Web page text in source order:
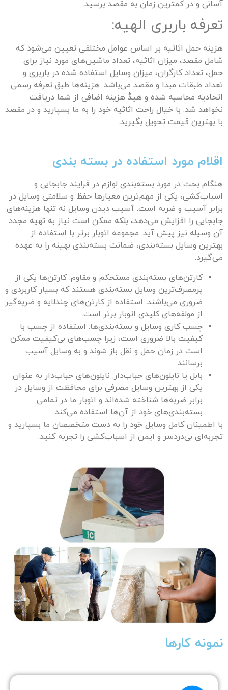
آسانی و در کمترین زمان به مقصد برسید.
تعرفه باربری الهیه:
هزینه حمل اثاثیه بر اساس عوامل مختلفی تعیین می‌شود که
شامل مقصد، میزان اثاثیه، تعداد ماشین‌های مورد نیاز برای
حمل، تعداد کارگران، میزان وسایل استفاده شده در باربری و
تعداد طبقات مبدا و مقصد می‌باشد. هزینه‌ها طبق تعرفه رسمی
اتحادیه محاسبه شده و هیڈ هزینه اضافی از شما دریافت
نخواهد شد. با خیال راحت اثاثیه خود را به ما بسپارید و در مقصد
با بهترین قیمت تحویل بگیرید.
اقلام مورد استفاده در بسته بندی
هنگام بحث در مورد بسته‌بندی لوازم در فرایند جابجایی و
اسباب‌کشی، یکی از مهم‌ترین معیارها حفظ و سلامتی وسایل در
برابر آسیب و ضربه است. آسیب دیدن وسایل نه تنها هزینه‌های
جابجایی را افزایش می‌دهد، بلکه ممکن است نیاز به تهیه مجدد
آن وسیله نیز پیش آید. مجموعه اتوبار برتر با استفاده از
بهترین وسایل بسته‌بندی، ضمانت بسته‌بندی بهینه را به عهده
می‌گیرد.
کارتن‌های بسته‌بندی مستحکم و مقاوم: کارتن‌ها یکی از
پرمصرف‌ترین وسایل بسته‌بندی هستند که بسیار کاربردی و
ضروری می‌باشند. استفاده از کارتن‌های چندلایه و ضربه‌گیر
از مولفه‌های کلیدی اتوبار برتر است.
چسب کاری وسایل و بسته‌بندی‌ها: استفاده از چسب با
کیفیت بالا ضروری است، زیرا چسب‌های بی‌کیفیت ممکن
است در زمان حمل و نقل باز شوند و به وسایل آسیب
برسانند.
بابل یا نایلون‌های حباب‌دار: نایلون‌های حباب‌دار به عنوان
یکی از بهترین وسایل مصرفی برای محافظت از وسایل در
برابر ضربه‌ها شناخته شده‌اند و اتوبار ما در تمامی
بسته‌بندی‌های خود از آن‌ها استفاده می‌کند.
با اطمینان کامل وسایل خود را به دست متخصصان ما بسپارید و
تجربه‌ای بی‌دردسر و ایمن از اسباب‌کشی را تجربه کنید.
نمونه کارها